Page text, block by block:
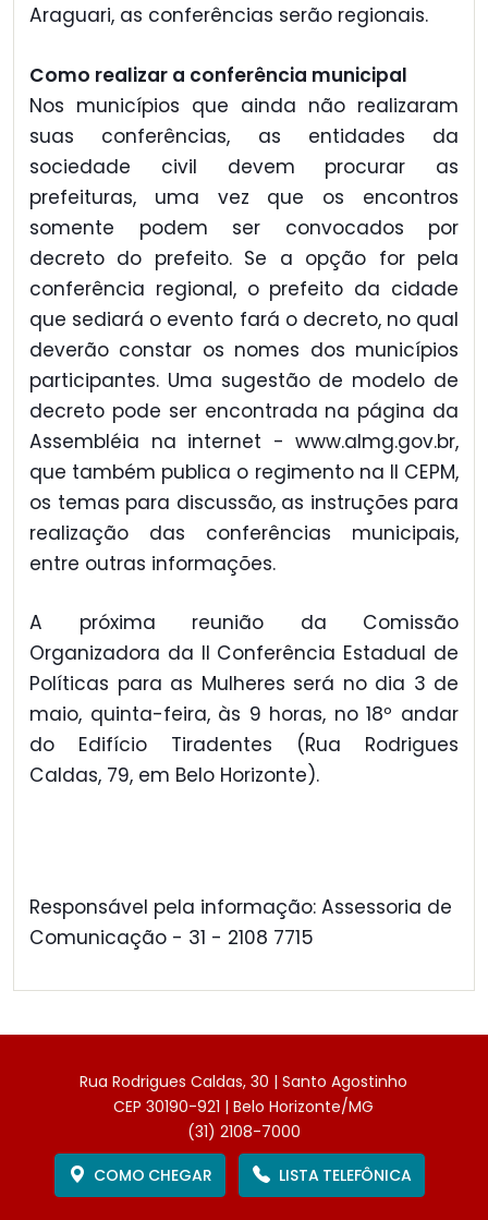
Araguari, as conferências serão regionais.
Como realizar a conferência municipal
Nos municípios que ainda não realizaram
suas conferências, as entidades da
sociedade civil devem procurar as
prefeituras, uma vez que os encontros
somente podem ser convocados por
decreto do prefeito. Se a opção for pela
conferência regional, o prefeito da cidade
que sediará o evento fará o decreto, no qual
deverão constar os nomes dos municípios
participantes. Uma sugestão de modelo de
decreto pode ser encontrada na página da
Assembléia na internet - www.almg.gov.br,
que também publica o regimento na II CEPM,
os temas para discussão, as instruções para
realização das conferências municipais,
entre outras informações.
A próxima reunião da Comissão
Organizadora da II Conferência Estadual de
Políticas para as Mulheres será no dia 3 de
maio, quinta-feira, às 9 horas, no 18º andar
do Edifício Tiradentes (Rua Rodrigues
Caldas, 79, em Belo Horizonte).
Responsável pela informação: Assessoria de
Comunicação - 31 - 2108 7715
Rua Rodrigues Caldas, 30 | Santo Agostinho
CEP 30190-921 | Belo Horizonte/MG
(31) 2108-7000
COMO CHEGAR
LISTA TELEFÔNICA